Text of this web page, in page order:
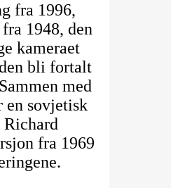
fra 1996,
1948, den
kameraet
bli fortalt
med
en sovjetisk
fra 1969